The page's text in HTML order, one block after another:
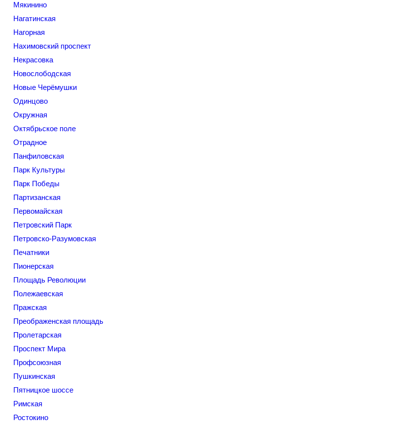
Мякинино
Нагатинская
Нагорная
Нахимовский проспект
Некрасовка
Новослободская
Новые Черёмушки
Одинцово
Окружная
Октябрьское поле
Отрадное
Панфиловская
Парк Культуры
Парк Победы
Партизанская
Первомайская
Петровский Парк
Петровско-Разумовская
Печатники
Пионерская
Площадь Революции
Полежаевская
Пражская
Преображенская площадь
Пролетарская
Проспект Мира
Профсоюзная
Пушкинская
Пятницкое шоссе
Римская
Ростокино